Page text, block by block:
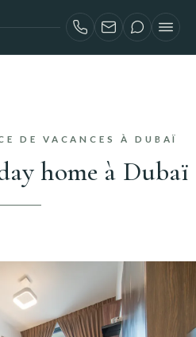
DE VACANCES À DUBAÏ
home à Dubaï